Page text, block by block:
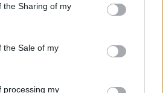
usage behaviour. You may click to
Google and its third-party tags to
specified purposes in below Google
the Sharing of my
the Sale of my
processing my
var till Kvarnsjö
klassiskt
från Oxberg – provade
skidor med HP och Thor
Vasaloppet